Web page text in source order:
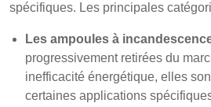
spécifiques. Les principales
Les ampoules à
progressivement retirées du
inefficacité énergétique, elles
certaines applications